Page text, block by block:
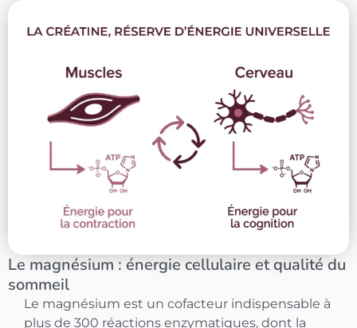
Le magnésium : énergie cellulaire et qualité du
sommeil
Le magnésium est un cofacteur indispensable à
plus de 300 réactions enzymatiques, dont la